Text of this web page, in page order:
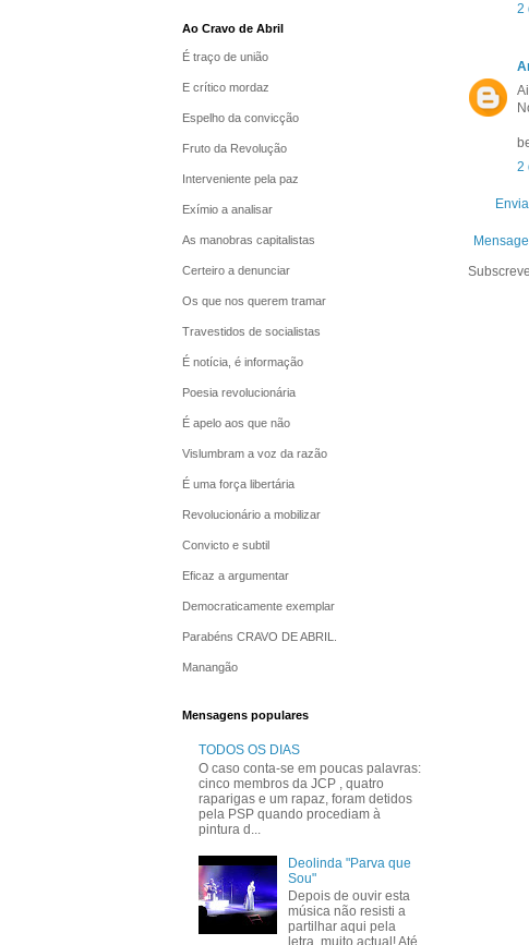
2
2
Ao Cravo de Abril
É traço de união
E crítico mordaz
Espelho da convicção
Fruto da Revolução
Interveniente pela paz
Exímio a analisar
As manobras capitalistas
Certeiro a denunciar
Os que nos querem tramar
Travestidos de socialistas
É notícia, é informação
Poesia revolucionária
É apelo aos que não
Vislumbram a voz da razão
É uma força libertária
Revolucionário a mobilizar
Convicto e subtil
Eficaz a argumentar
Democraticamente exemplar
Parabéns CRAVO DE ABRIL.
Manangão
Mensagens populares
TODOS OS DIAS
O caso conta-se em poucas palavras:
cinco membros da JCP , quatro
raparigas e um rapaz, foram detidos
pela PSP quando procediam à
pintura d...
Deolinda "Parva que
Sou"
Depois de ouvir esta
música não resisti a
partilhar aqui pela
letra, muito actual! Até